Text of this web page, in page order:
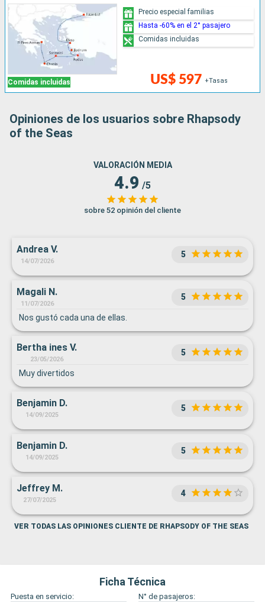
Comidas incluidas US$ 597 +Tasas
Precio especial familias
Hasta -60% en el 2° pasajero
Comidas incluidas
Opiniones de los usuarios sobre Rhapsody
of the Seas
VALORACIÓN MEDIA
4.9 /5
sobre 52 opinión del cliente
Andrea V.
14/07/2026
5
Magali N.
11/07/2026
5
Nos gustó cada una de ellas.
Bertha ines V.
23/05/2026
5
Muy divertidos
Benjamin D.
14/09/2025
5
Benjamin D.
14/09/2025
5
Jeffrey M.
27/07/2025
4
VER TODAS LAS OPINIONES CLIENTE DE RHAPSODY OF THE SEAS
Ficha Técnica
Puesta en servicio:
N° de pasajeros: